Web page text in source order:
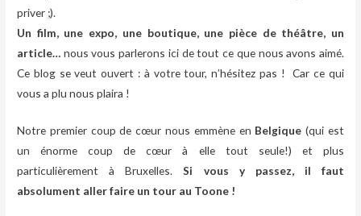
priver ;).
Un film, une expo, une boutique, une pièce de théâtre, un
article… nous vous parlerons ici de tout ce que nous avons aimé.
Ce blog se veut ouvert : à votre tour, n’hésitez pas ! Car ce qui
vous a plu nous plaira !
Notre premier coup de cœur nous emmène en Belgique (qui est
un énorme coup de cœur à elle tout seule!) et plus
particulièrement à Bruxelles.Si vous y passez, il faut
absolument aller faire un tour au Toone !